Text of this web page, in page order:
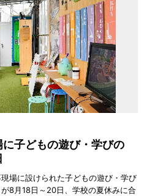
子どもの遊び・学びの
場に設けられた子どもの遊び・学び
8月18日～20日、学校の夏休みに合